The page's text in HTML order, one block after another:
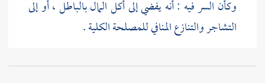
وكأن السر فيه : أنه يفضي إلى أكل المال بالباطل ، أو إلى
التشاجر والتنازع المنافي للمصلحة الكلية .